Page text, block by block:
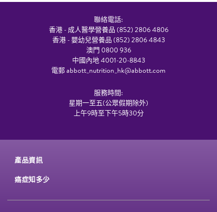
聯絡電話:
香港 - 成人醫學營養品 (852) 2806 4806
香港 - 嬰幼兒營養品 (852) 2806 4843
澳門 0800 936
中國內地 4001-20-8843
電郵abbott_nutrition_hk@abbott.com
服務時間:
星期一至五(公眾假期除外)
上午9時至下午5時30分
產品資訊
癌症知多少